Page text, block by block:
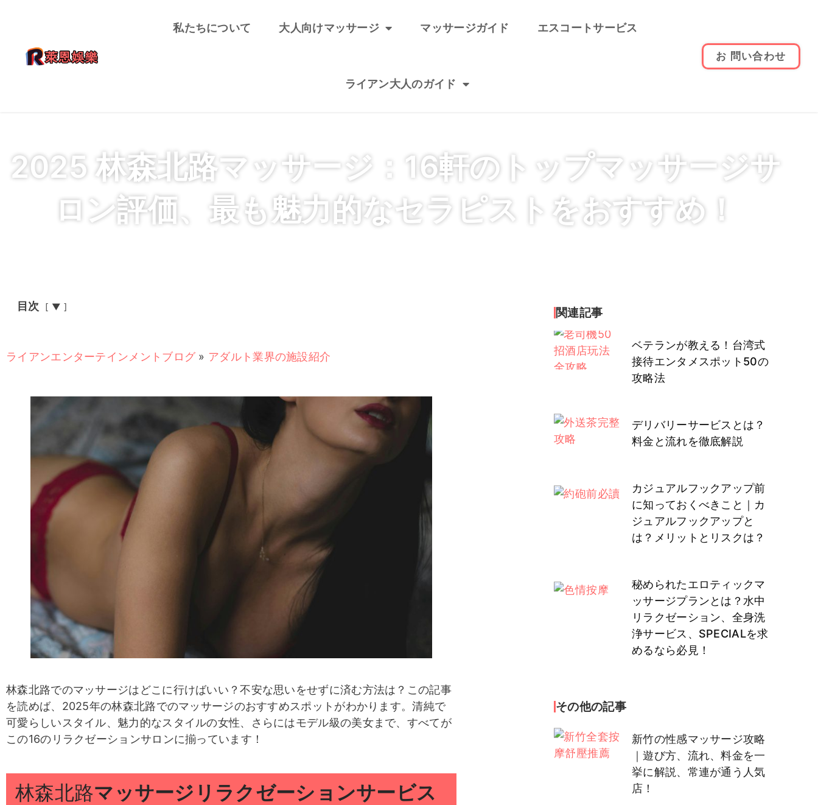
私たちについて 大人向けマッサージ マッサージガイド エスコートサービス
ライアン大人のガイド
お 問い合わせ
2025 林森北路マッサージ：16軒のトップマッサージサ
ロン評価、最も魅力的なセラピストをおすすめ！
目次 ▼
ライアンエンターテインメントブログ » アダルト業界の施設紹介
林森北路でのマッサージはどこに行けばいい？不安な思いをせずに済む方法は？この記事
を読めば、2025年の林森北路でのマッサージのおすすめスポットがわかります。清純で
可愛らしいスタイル、魅力的なスタイルの女性、さらにはモデル級の美女まで、すべてが
この16のリラクゼーションサロンに揃っています！
林森北路マッサージリラクゼーションサービス
関連記事
ベテランが教える！台湾式
接待エンタメスポット50の
攻略法
デリバリーサービスとは？
料金と流れを徹底解説
カジュアルフックアップ前
に知っておくべきこと｜カ
ジュアルフックアップと
は？メリットとリスクは？
秘められたエロティックマ
ッサージプランとは？水中
リラクゼーション、全身洗
浄サービス、SPECIALを求
めるなら必見！
その他の記事
新竹の性感マッサージ攻略
｜遊び方、流れ、料金を一
挙に解説、常連が通う人気
店！